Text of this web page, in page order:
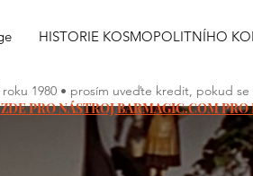
HISTORIE KOSMOPOLITNÍHO
1980 • prosím uveďte kredit, pokud
PRO NÁSTROJ BARMAGIC.COM